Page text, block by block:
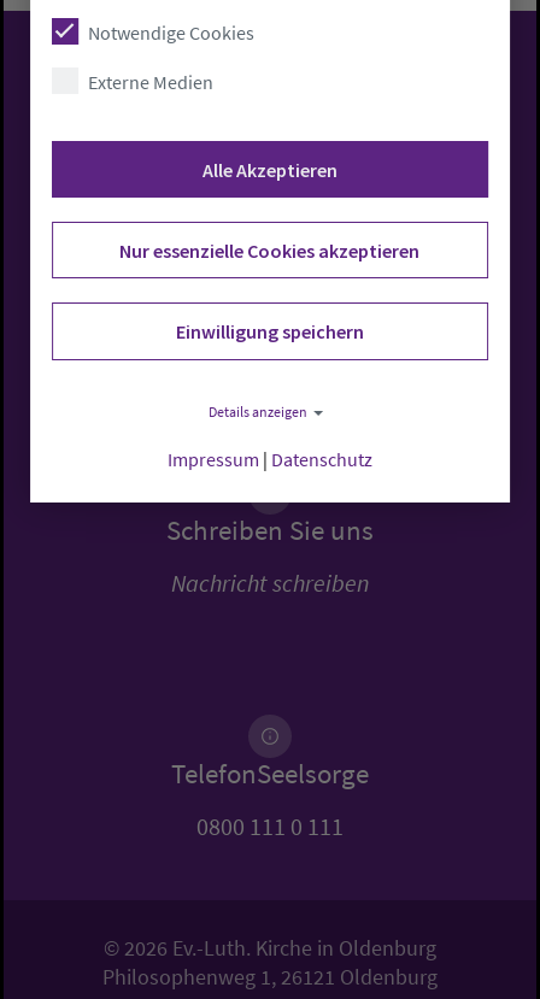
Evangelisch-Lutherische
Kirche in Oldenburg
Rufen Sie uns an
0441 7701-0
Schreiben Sie uns
Nachricht schreiben
TelefonSeelsorge
0800 111 0 111
© 2026 Ev.-Luth. Kirche in Oldenburg
Philosophenweg 1, 26121 Oldenburg
Notwendige Cookies
Externe Medien
Alle Akzeptieren
Nur essenzielle Cookies akzeptieren
Einwilligung speichern
Details anzeigen
Impressum | Datenschutz